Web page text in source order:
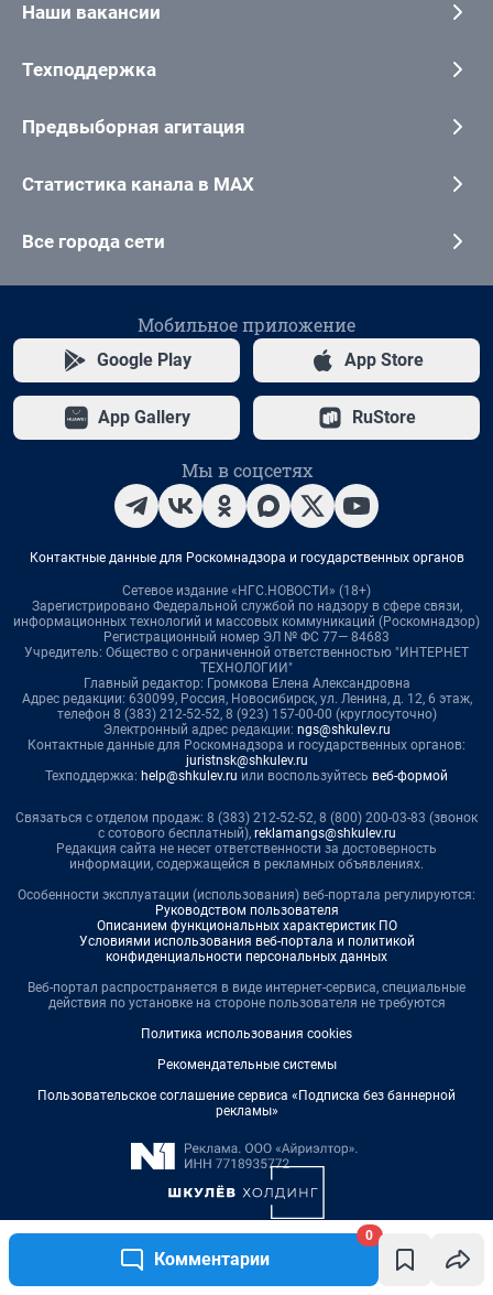
Комментарии
0
Наши вакансии
Техподдержка
Предвыборная агитация
Статистика канала в MAX
Все города сети
Мобильное приложение
Google Play App Store
App Gallery RuStore
Мы в соцсетях
Контактные данные для Роскомнадзора и государственных органов
Сетевое издание «НГС.НОВОСТИ» (18+)
Зарегистрировано Федеральной службой по надзору в сфере связи,
информационных технологий и массовых коммуникаций (Роскомнадзор)
Регистрационный номер ЭЛ № ФС 77— 84683
Учредитель: Общество с ограниченной ответственностью "ИНТЕРНЕТ
ТЕХНОЛОГИИ"
Главный редактор: Громкова Елена Александровна
Адрес редакции: 630099, Россия, Новосибирск, ул. Ленина, д. 12, 6 этаж,
телефон 8 (383) 212-52-52, 8 (923) 157-00-00 (круглосуточно)
Электронный адрес редакции: ngs@shkulev.ru
Контактные данные для Роскомнадзора и государственных органов:
juristnsk@shkulev.ru
Техподдержка: help@shkulev.ru или воспользуйтесь веб-формой
Связаться с отделом продаж: 8 (383) 212-52-52, 8 (800) 200-03-83 (звонок
с сотового бесплатный), reklamangs@shkulev.ru
Редакция сайта не несет ответственности за достоверность
информации, содержащейся в рекламных объявлениях.
Особенности эксплуатации (использования) веб-портала регулируются:
Руководством пользователя
Описанием функциональных характеристик ПО
Условиями использования веб-портала и политикой
конфиденциальности персональных данных
Веб-портал распространяется в виде интернет-сервиса, специальные
действия по установке на стороне пользователя не требуются
Политика использования cookies
Рекомендательные системы
Пользовательское соглашение сервиса «Подписка без баннерной
рекламы»